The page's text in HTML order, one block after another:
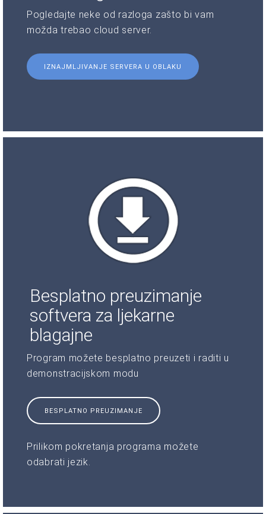
Pogledajte neke od razloga zašto bi vam
možda trebao cloud server.
IZNAJMLJIVANJE SERVERA U OBLAKU
Besplatno preuzimanje
softvera za ljekarne
blagajne
Program možete besplatno preuzeti i raditi u
demonstracijskom modu
BESPLATNO PREUZIMANJE
Prilikom pokretanja programa možete
odabrati jezik.